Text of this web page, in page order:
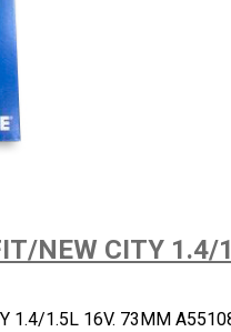
NEW CITY
1.4/1.5L 16V. 73MM